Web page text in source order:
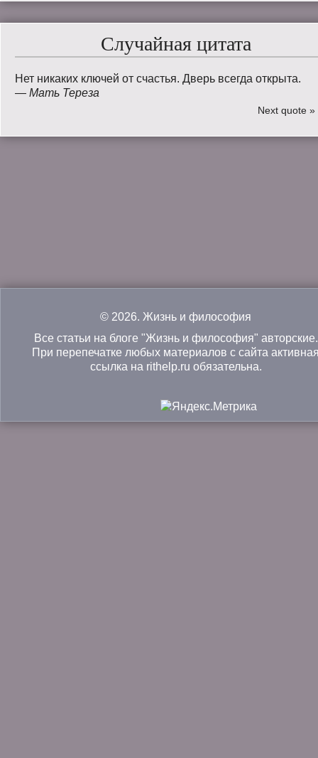
Случайная цитата
Нет никаких ключей от счастья. Дверь всегда открыта.
— Мать Тереза
Next quote »
© 2026. Жизнь и философия
Все статьи на блоге "Жизнь и философия" авторские.
При перепечатке любых материалов с сайта
ссылка на rithelp.ru обязательна.